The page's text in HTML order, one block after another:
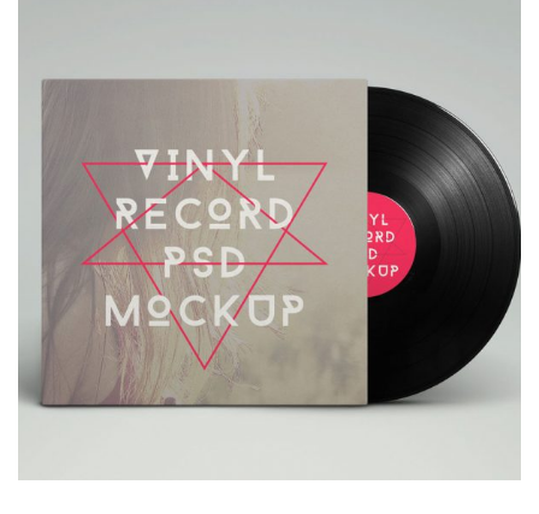
Vinyl record
Lorem is pump dolor sit